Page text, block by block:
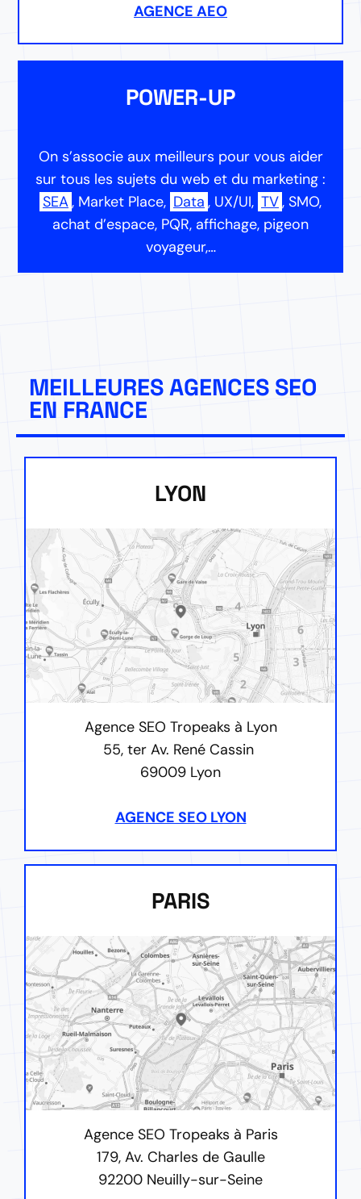
AGENCE AEO
POWER-UP
On s’associe aux meilleurs pour vous aider
sur tous les sujets du web et du marketing :
SEA, Market Place, Data , UX/UI, TV, SMO,
achat d’espace, PQR, affichage, pigeon
voyageur,…
MEILLEURES AGENCES SEO
EN FRANCE
LYON
Agence SEO Tropeaks à Lyon
55, ter Av. René Cassin
69009 Lyon
AGENCE SEO LYON
PARIS
Agence SEO Tropeaks à Paris
179, Av. Charles de Gaulle
92200 Neuilly-sur-Seine